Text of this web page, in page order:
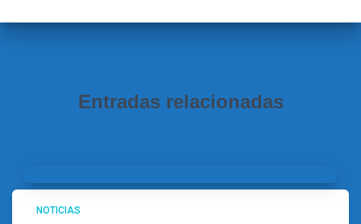
:
Entradas relacionadas
NOTICIAS